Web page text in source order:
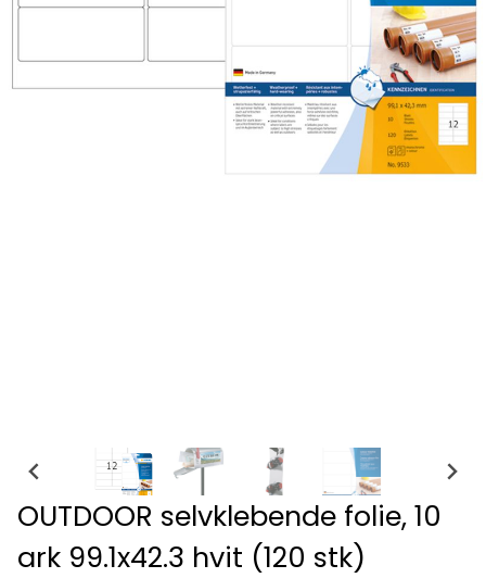
OUTDOOR selvklebende folie, 10
ark 99.1x42.3 hvit (120 stk)